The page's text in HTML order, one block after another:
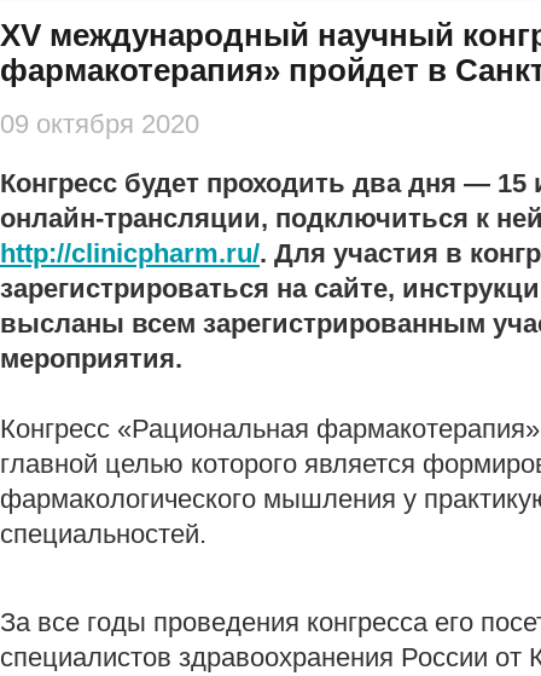
XV международный научный
фармакотерапия» пройдет в
09 октября 2020
Конгресс будет проходить два дня —
онлайн-трансляции, подключиться к
http://clinicpharm.ru/. Для участия в
зарегистрироваться на сайте,
высланы всем зарегистрированным
мероприятия.
Конгресс «Рациональная
главной целью которого является
фармакологического мышления у
специальностей.
За все годы проведения конгресса его
специалистов здравоохранения России от